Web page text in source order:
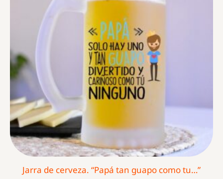
Jarra de cerveza. “Papá tan guapo como tu…”